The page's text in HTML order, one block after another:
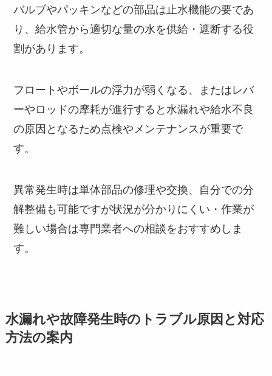
バルブやパッキンなどの部品は止水機能の要であ
り、給水管から適切な量の水を供給・遮断する役
割があります。
フロートやボールの浮力が弱くなる、またはレバ
ーやロッドの摩耗が進行すると水漏れや給水不良
の原因となるため点検やメンテナンスが重要で
す。
異常発生時は単体部品の修理や交換、自分での分
解整備も可能ですが状況が分かりにくい・作業が
難しい場合は専門業者への相談をおすすめしま
す。
水漏れや故障発生時のトラブル原因と対応
方法の案内